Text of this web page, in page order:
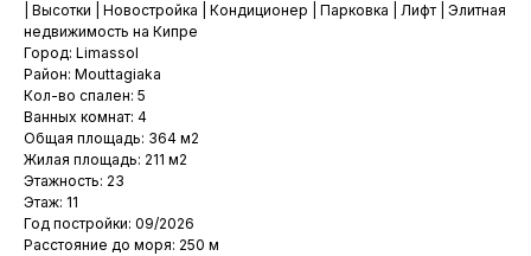
| Высотки | Новостройка | Кондиционер | Парковка | Лифт | Элитная
недвижимость на Кипре
Город: Limassol
Район: Mouttagiaka
Кол-во спален: 5
Ванных комнат: 4
Общая площадь: 364 м2
Жилая площадь: 211 м2
Этажность: 23
Этаж: 11
Год постройки: 09/2026
Расстояние до моря: 250 м